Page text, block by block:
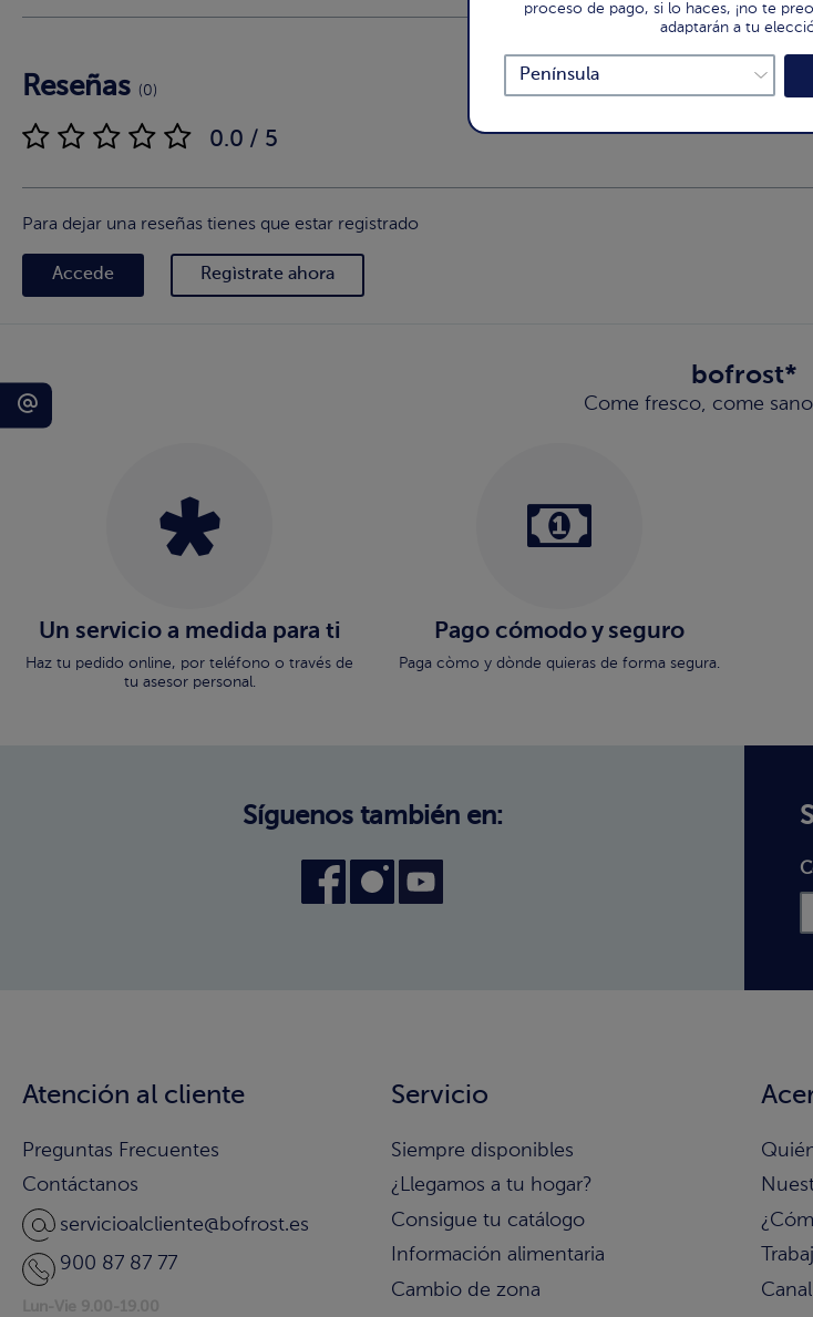
Reseñas (0)
0.0 / 5
Para dejar una reseñas tienes que estar registrado
Accede Regìstrate ahora
bofrost*
Come fresco, come
Un servicio a medida para ti
Haz tu pedido online, por teléfono o través de
tu asesor personal.
Pago cómodo y seguro
Paga còmo y dònde quieras de forma segura.
Atención al cliente
Preguntas Frecuentes
Contáctanos
servicioalcliente@bofrost.es
900 87 87 77
Servicio
Siempre disponibles
¿Llegamos a tu hogar?
Consigue tu catálogo
Información alimentaria
Cambio de zona
Síguenos también en:
proceso de pago, si lo haces, ¡no te
adaptarán a tu